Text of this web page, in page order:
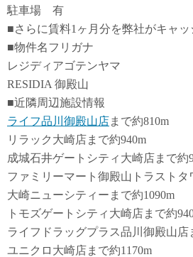
駐車場 有
■さらに賃料1ヶ月分を弊社がキャッ
■物件名フリガナ
レジディアゴテンヤマ
RESIDIA 御殿山
■近隣周辺施設情報
ライフ品川御殿山店まで約810m
リラック大崎店まで約940m
成城石井ゲートシティ大崎店まで約
ファミリーマート御殿山トラストタ
大崎ニューシティーまで約1090m
トモズゲートシティ大崎店まで約
ライフドラッグプラス品川御殿山店
ユニクロ大崎店まで約1170m